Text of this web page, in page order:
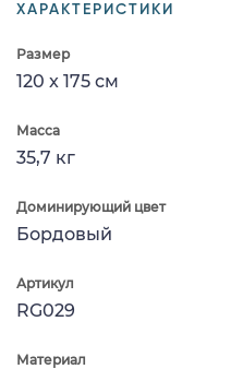
ХАРАКТЕРИСТИКИ
Размер
120 x 175 см
Масса
35,7 кг
Доминирующий цвет
Бордовый
Артикул
RG029
Материал